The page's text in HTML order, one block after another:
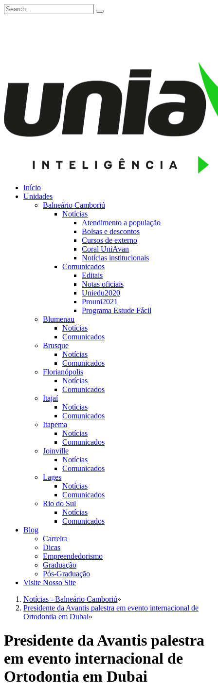
Início
Unidades
Balneário Camboriú
Notícias
Atendimento a população
Bolsas e descontos
Cursos de externo
Coral UniAvan
Notícias institucionais
Comunicados
Editais
Notas oficiais
Uniedu2020
Prouni2021
Programa Estude Fácil
Blumenau
Notícias
Comunicados
Brusque
Notícias
Comunicados
Florianópolis
Notícias
Comunicados
Itajaí
Notícias
Comunicados
Itapema
Notícias
Comunicados
Joinville
Notícias
Comunicados
Lages
Notícias
Comunicados
Rio do Sul
Notícias
Comunicados
Blog
Carreira
Dicas
Empreendedorismo
Graduação
Pós-Graduação
Visite Nosso Site
Notícias - Balneário Camboriú»
Presidente da Avantis palestra em evento internacional de
Ortodontia em Dubai»
Presidente da Avantis palestra
em evento internacional de
Ortodontia em Dubai